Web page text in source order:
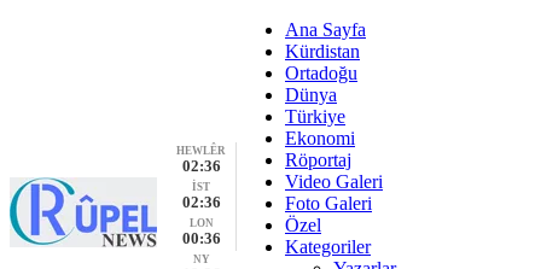
HEWLÊR
02:36
İST
02:36
LON
00:36
NY
Ana Sayfa
Kürdistan
Ortadoğu
Dünya
Türkiye
Ekonomi
Röportaj
Video Galeri
Foto Galeri
Özel
Kategoriler